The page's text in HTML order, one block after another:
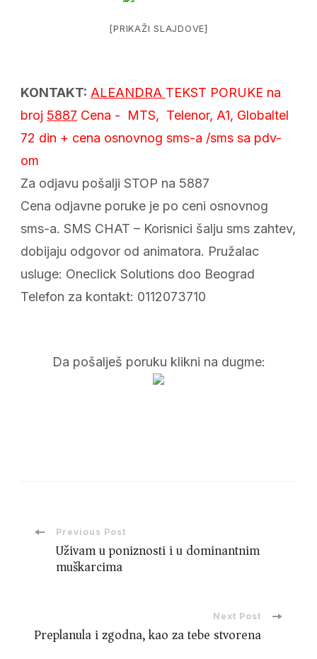
[PRIKAŽI SLAJDOVE]
KONTAKT: ALEANDRA TEKST PORUKE na
broj 5887 Cena - MTS, Telenor, A1, Globaltel
72 din + cena osnovnog sms-a /sms sa pdv-
om
Za odjavu pošalji STOP na 5887
Cena odjavne poruke je po ceni osnovnog
sms-a. SMS CHAT – Korisnici šalju sms zahtev,
dobijaju odgovor od animatora. Pružalac
usluge: Oneclick Solutions doo Beograd
Telefon za kontakt: 0112073710
Da pošalješ poruku klikni na dugme:
Post
Navigation
Previous Post
Uživam u poniznosti i u dominantnim
muškarcima
Next Post
Preplanula i zgodna, kao za tebe stvorena